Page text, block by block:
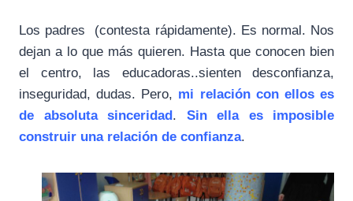
Los padres (contesta rápidamente). Es normal. Nos
dejan a lo que más quieren. Hasta que conocen bien
el centro, las educadoras..sienten desconfianza,
inseguridad, dudas. Pero, mi relación con ellos es
de absoluta sinceridad. Sin ella es imposible
construir una relación de confianza.